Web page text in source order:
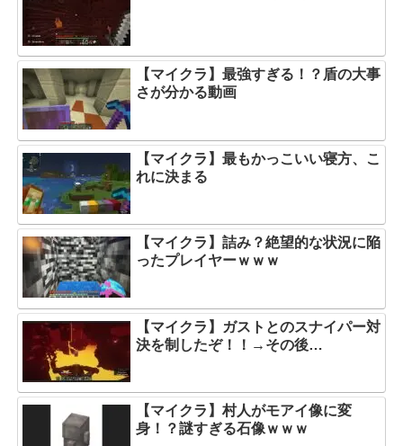
【マイクラ】最強すぎる！？盾の大事
さが分かる動画
【マイクラ】最もかっこいい寝方、こ
れに決まる
【マイクラ】詰み？絶望的な状況に陥
ったプレイヤーｗｗｗ
【マイクラ】ガストとのスナイパー対
決を制したぞ！！→その後…
【マイクラ】村人がモアイ像に変
身！？謎すぎる石像ｗｗｗ